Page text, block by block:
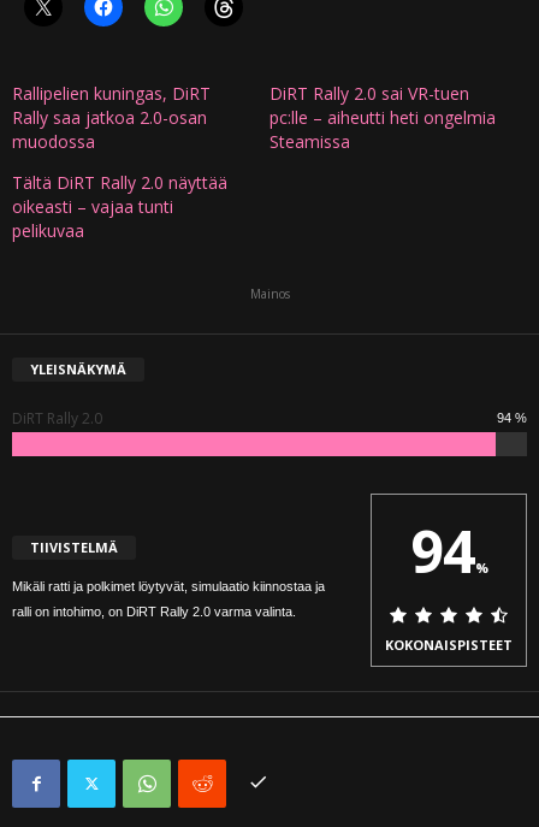
Rallipelien kuningas, DiRT
Rally saa jatkoa 2.0-osan
muodossa
DiRT Rally 2.0 sai VR-tuen
pc:lle – aiheutti heti ongelmia
Steamissa
Tältä DiRT Rally 2.0 näyttää
oikeasti – vajaa tunti
pelikuvaa
Mainos
YLEISNÄKYMÄ
DiRT Rally 2.0 94 %
TIIVISTELMÄ
Mikäli ratti ja polkimet löytyvät, simulaatio kiinnostaa ja
ralli on intohimo, on DiRT Rally 2.0 varma valinta.
94%
KOKONAISPISTEET